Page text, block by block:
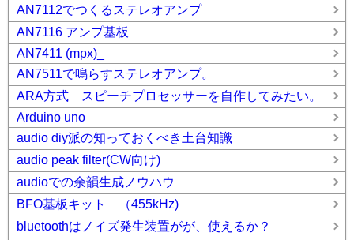
AN7112でつくるステレオアンプ
AN7116 アンプ基板
AN7411 (mpx)_
AN7511で鳴らすステレオアンプ。
ARA方式 スピーチプロセッサーを自作してみたい。
Arduino uno
audio diy派の知っておくべき土台知識
audio peak filter(CW向け)
audioでの余韻生成ノウハウ
BFO基板キット （455kHz)
bluetoothはノイズ発生装置がが、使えるか？